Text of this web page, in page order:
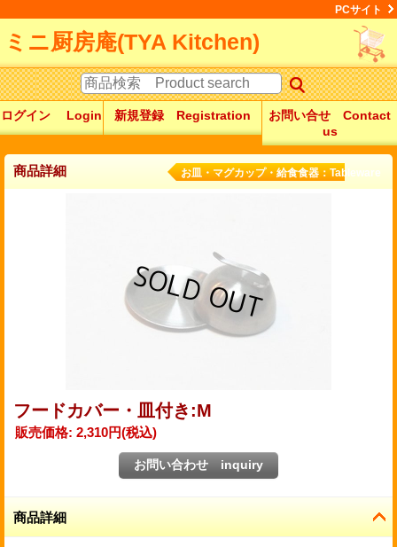
PCサイト
ミニ厨房庵(TYA Kitchen)
ログイン Login 新規登録 Registration
お問い合せ Contact
us
商品詳細 お皿・マグカップ・給食食器：Tableware
フードカバー・皿付き:M
販売価格: 2,310円(税込)
商品詳細